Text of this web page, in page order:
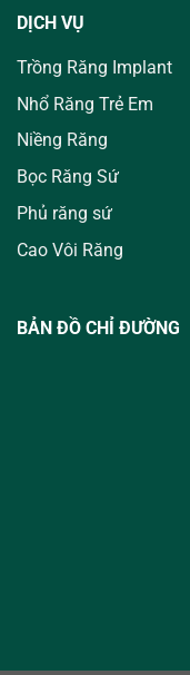
DỊCH VỤ
Trồng Răng Implant
Nhổ Răng Trẻ Em
Niềng Răng
Bọc Răng Sứ
Phủ răng sứ
Cao Vôi Răng
BẢN ĐỒ CHỈ ĐƯỜNG